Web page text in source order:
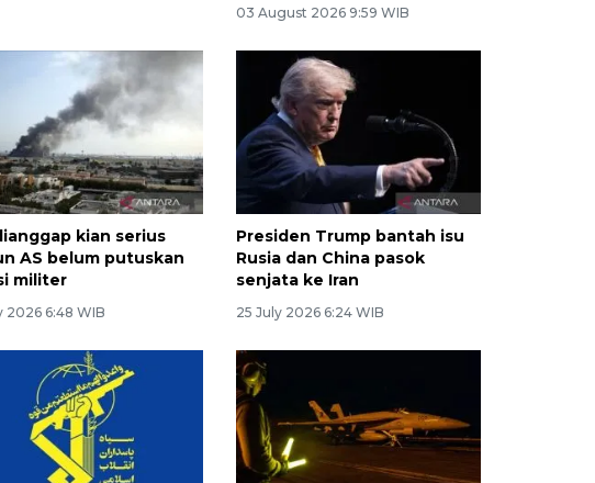
03 August 2026 9:59 WIB
kian serius
AS belum putuskan
militer
2026 6:48 WIB
Presiden Trump bantah isu
Rusia dan China pasok
senjata ke Iran
25 July 2026 6:24 WIB